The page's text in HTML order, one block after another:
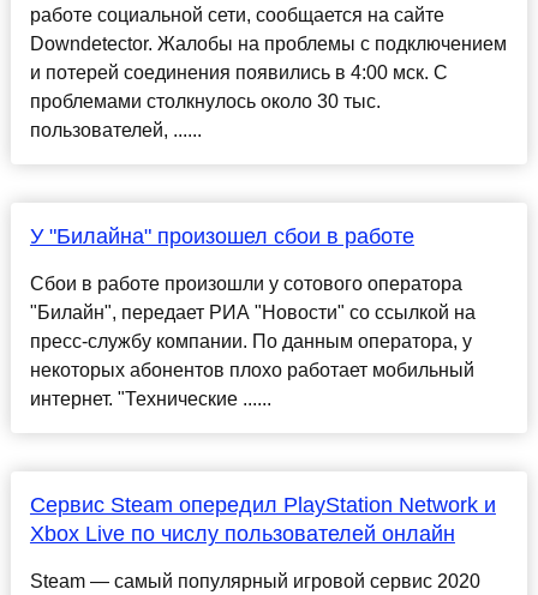
работе социальной сети, сообщается на сайте
Downdetector. Жалобы на проблемы с подключением
и потерей соединения появились в 4:00 мск. С
проблемами столкнулось около 30 тыс.
пользователей, ......
У "Билайна" произошел сбои в работе
Сбои в работе произошли у сотового оператора
"Билайн", передает РИА "Новости" со ссылкой на
пресс-службу компании. По данным оператора, у
некоторых абонентов плохо работает мобильный
интернет. "Технические ......
Сервис Steam опередил PlayStation Network и
Xbox Live по числу пользователей онлайн
Steam — самый популярный игровой сервис 2020